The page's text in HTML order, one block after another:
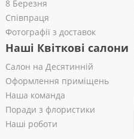
8 Березня
Співпраця
Фотографії з доставок
Наші Квіткові салони
Салон на Десятинній
Оформлення приміщень
Наша команда
Поради з флористики
Наші роботи